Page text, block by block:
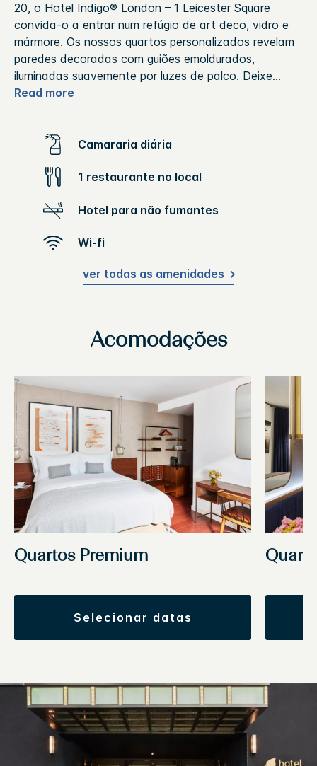
20, o Hotel Indigo® London – 1 Leicester Square
convida-o a entrar num refúgio de art deco, vidro e
mármore. Os nossos quartos personalizados revelam
paredes decoradas com guiões emoldurados,
iluminadas suavemente por luzes de palco. Deixe...
Read more
Camararia diária
1 restaurante no local
Hotel para não fumantes
Wi-fi
ver todas as amenidades
Acomodações
Quartos Premium
selecionar datas